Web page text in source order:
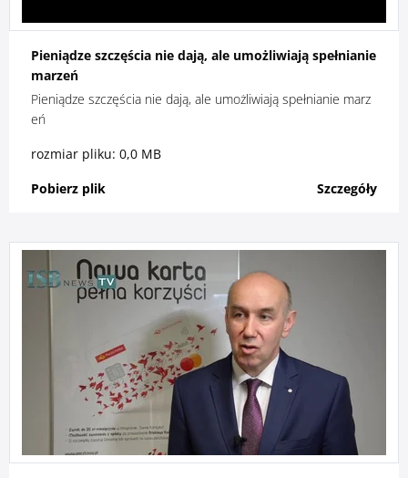
Pieniądze szczęścia nie dają, ale umożliwiają spełnianie
marzeń
Pieniądze szczęścia nie dają, ale umożliwiają spełnianie marz
eń
rozmiar pliku: 0,0 MB
Pobierz plik
Szczegóły